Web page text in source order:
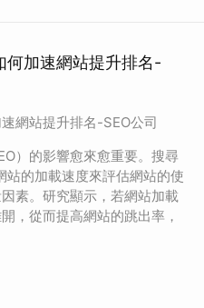
何加速網站提升排名-
網站提升排名-SEO公司
）的影響愈來愈重要。搜尋
的加載速度來評估網站的使
素。研究顯示，若網站加載
，從而提高網站的跳出率，